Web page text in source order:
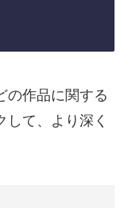
の作品に関する
て、より深く